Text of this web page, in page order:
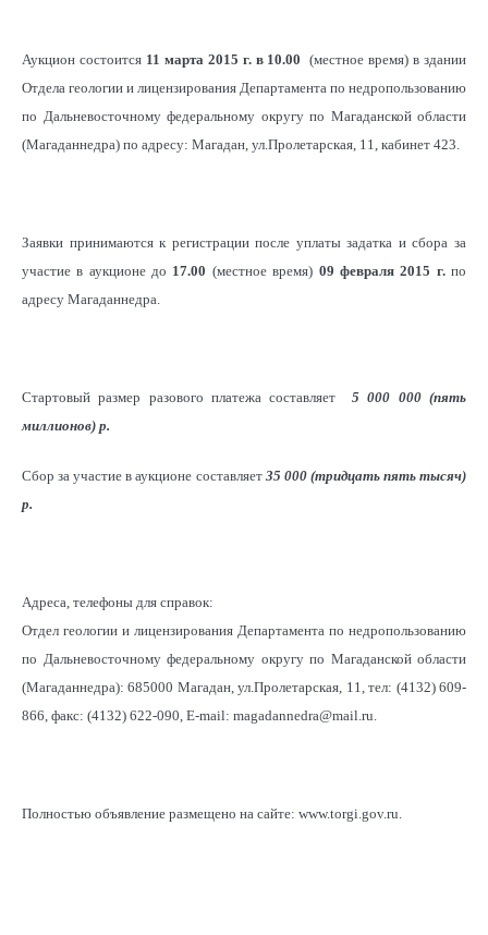
Аукцион состоится 11 марта 2015 г. в 10.00
(местное время) в здании
Отдела геологии и лицензирования Департамента по недропользованию
по Дальневосточному федеральному округу по Магаданской области
(Магаданнедра) по адресу: Магадан, ул.Пролетарская, 11, кабинет 423.
Заявки принимаются к регистрации после уплаты задатка и сбора за
участие в аукционе до 17.00 (местное время) 09 февраля 2015 г.по
адресу Магаданнедра.
Стартовый размер разового платежа составляет 5 000 000 (пять
миллионов) р.
Сбор за участие в аукционе составляет 35 000 (тридцать пять тысяч)
р.
Адреса, телефоны для справок:
Отдел геологии и лицензирования Департамента по недропользованию
по Дальневосточному федеральному округу по Магаданской области
(Магаданнедра): 685000 Магадан, ул.Пролетарская, 11, тел: (4132) 609-
866, факс: (4132) 622-090, E-mail: magadannedra@mail.ru.
Полностью объявление размещено на сайте: www.torgi.gov.ru.